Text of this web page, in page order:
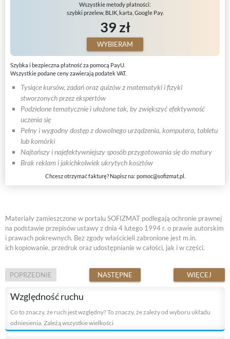
Wszystkie metody płatności:
szybki przelew, BLIK, karta, Google Pay.
39 zł
WYBIERAM
Szybka i bezpieczna płatność za pomocą PayU.
Wszystkie podane ceny zawierają podatek VAT.
Tysiące kursów, zadań oraz quizów z matematyki i fizyki
stworzonych przez ekspertów
Podzielone tematycznie i ułożone tak, by zwiększyć efektywność
uczenia się
Pełny i wygodny dostęp z dowolnego urządzenia, komputera, tabletu
lub komórki
Najtańszy i najefektywniejszy sposób przygotowania się do matury
Brak reklam i jakichkolwiek ukrytych kosztów
Chcesz otrzymać fakturę? Napisz na: pomoc@sofizmat.pl
Materiały zamieszczone w portalu SOFIZMAT podlegają ochronie prawnej
na podstawie przepisów ustawy z dnia 4 lutego 1994 r. o prawie autorskim
i prawach pokrewnych. Bez zgody właścicieli zabronione jest m.in.
ich kopiowanie, przedruk oraz udostępnianie w całości, jak i w części.
POPRZEDNIE NASTĘPNE WIĘCEJ
Względność ruchu
Co to znaczy, że ruch jest względny? To znaczy, że zależy od wyboru układu
odniesienia. Zależą wszystkie wielkości